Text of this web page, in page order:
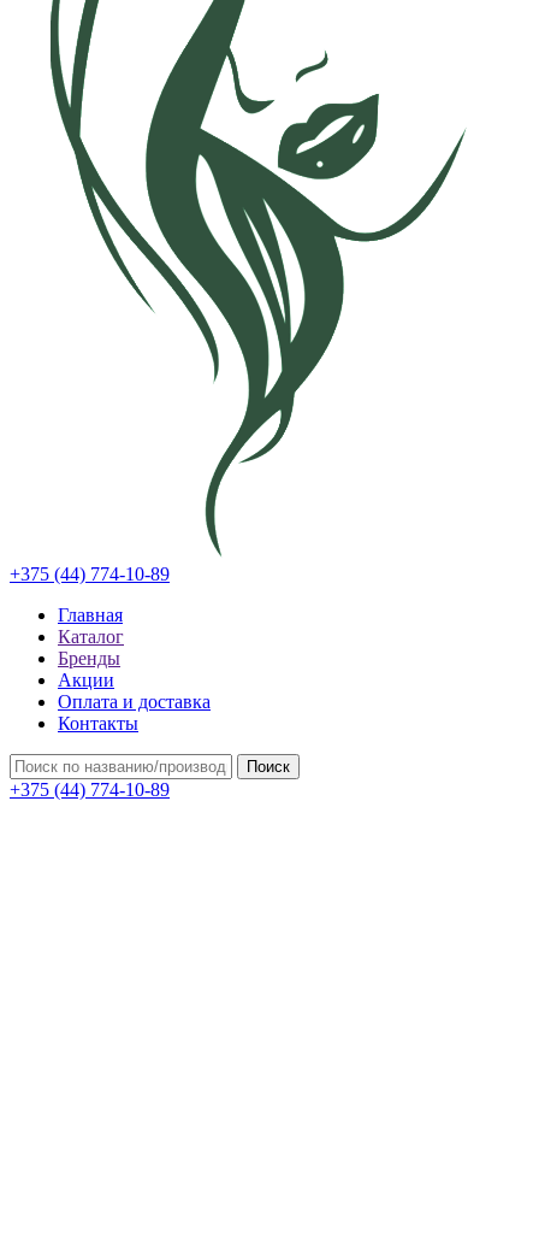
+375 (44) 774-10-89
Главная
Каталог
Бренды
Акции
Оплата и доставка
Контакты
Поиск
+375 (44) 774-10-89